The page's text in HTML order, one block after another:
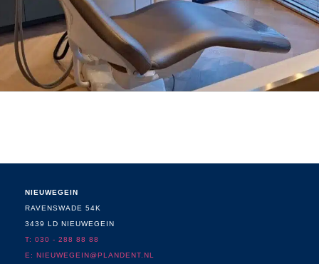
Praktijk Hoffelijke Mondzorg
NIEUWEGEIN
RAVENSWADE 54K
3439 LD NIEUWEGEIN
T: 030 - 288 88 88
E: NIEUWEGEIN@PLANDENT.NL